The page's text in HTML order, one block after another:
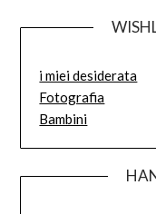
i miei desiderata
Fotografia
Bambini